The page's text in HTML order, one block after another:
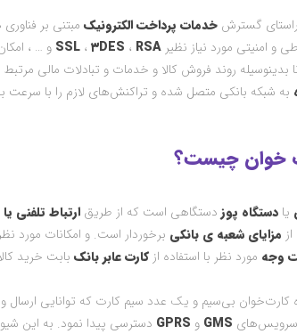
گسترشخدمات پرداخت الکترونیک مبتنی بر
و امنیتی مورد نیاز نظیر
SSL، ۳DES ، RSA و … ،
بدینوسیله روند فروش کالا و خدمات و تبادلات مالی
به شبکه بانکی متصل شده و تراکنش‌های لازم را با سرعت
خوان چیست؟
یادستگاه پوز دستگاهی است که از طریقارتباط تلفنی
مزایای شعبه ی بانکی برخوردار است. و امکانات مورد
وجه مورد نظر با استفاده ازکارت عابر بانک بابت خرید
کارت‌خوان بی‌سیم و یک عدد سیم‌ کارت که توانایی
سرویس‌های GMS و GPRS دسترسی پیدا نمود. به این